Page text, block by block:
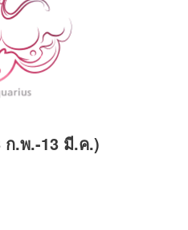
.พ.-13 มี.ค.)